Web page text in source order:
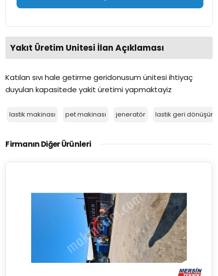
Yakıt Üretim Unitesi İlan Açıklaması
Katılan sıvı hale getirme geridonusum ünitesi ihtiyaç
duyulan kapasitede yakit üretimi yapmaktayiz
lastik makinası pet makinası jeneratör lastik geri dönüşüm
Firmanın Diğer Ürünleri